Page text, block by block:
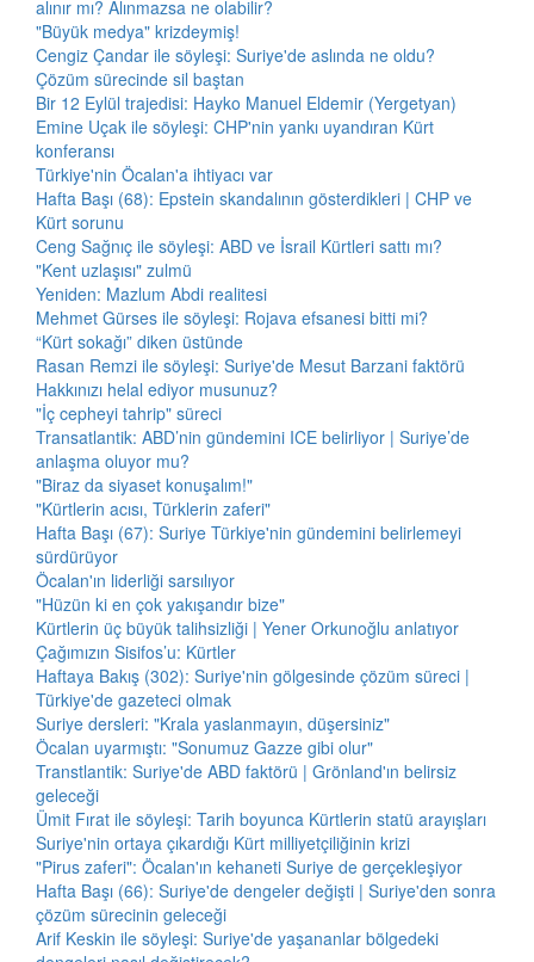
alınır mı? Alınmazsa ne olabilir?
"Büyük medya" krizdeymiş!
Cengiz Çandar ile söyleşi: Suriye'de aslında ne oldu?
Çözüm sürecinde sil baştan
Bir 12 Eylül trajedisi: Hayko Manuel Eldemir (Yergetyan)
Emine Uçak ile söyleşi: CHP'nin yankı uyandıran Kürt
konferansı
Türkiye'nin Öcalan'a ihtiyacı var
Hafta Başı (68): Epstein skandalının gösterdikleri | CHP ve
Kürt sorunu
Ceng Sağnıç ile söyleşi: ABD ve İsrail Kürtleri sattı mı?
"Kent uzlaşısı" zulmü
Yeniden: Mazlum Abdi realitesi
Mehmet Gürses ile söyleşi: Rojava efsanesi bitti mi?
“Kürt sokağı” diken üstünde
Rasan Remzi ile söyleşi: Suriye'de Mesut Barzani faktörü
Hakkınızı helal ediyor musunuz?
"İç cepheyi tahrip" süreci
Transatlantik: ABD’nin gündemini ICE belirliyor | Suriye’de
anlaşma oluyor mu?
"Biraz da siyaset konuşalım!"
"Kürtlerin acısı, Türklerin zaferi"
Hafta Başı (67): Suriye Türkiye'nin gündemini belirlemeyi
sürdürüyor
Öcalan'ın liderliği sarsılıyor
"Hüzün ki en çok yakışandır bize"
Kürtlerin üç büyük talihsizliği | Yener Orkunoğlu anlatıyor
Çağımızın Sisifos’u: Kürtler
Haftaya Bakış (302): Suriye'nin gölgesinde çözüm süreci |
Türkiye'de gazeteci olmak
Suriye dersleri: "Krala yaslanmayın, düşersiniz"
Öcalan uyarmıştı: "Sonumuz Gazze gibi olur"
Transtlantik: Suriye'de ABD faktörü | Grönland'ın belirsiz
geleceği
Ümit Fırat ile söyleşi: Tarih boyunca Kürtlerin statü arayışları
Suriye'nin ortaya çıkardığı Kürt milliyetçiliğinin krizi
"Pirus zaferi": Öcalan'ın kehaneti Suriye de gerçekleşiyor
Hafta Başı (66): Suriye'de dengeler değişti | Suriye'den sonra
çözüm sürecinin geleceği
Arif Keskin ile söyleşi: Suriye'de yaşananlar bölgedeki